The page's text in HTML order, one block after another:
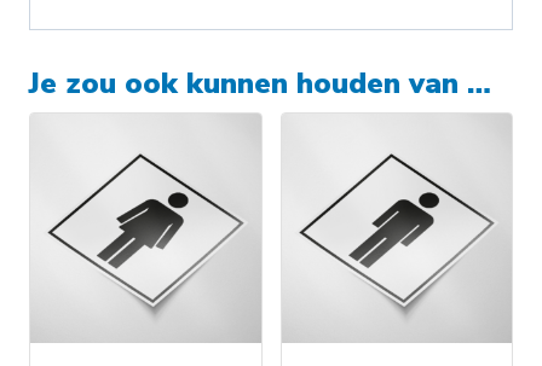
Je zou ook kunnen houden van …